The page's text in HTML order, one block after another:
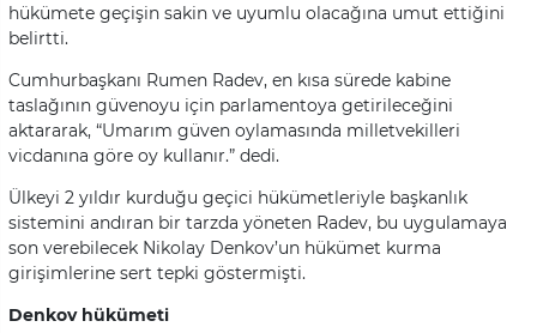
hükümete geçişin sakin ve uyumlu olacağına umut ettiğini
belirtti.
Cumhurbaşkanı Rumen Radev, en kısa sürede kabine
taslağının güvenoyu için parlamentoya getirileceğini
aktararak, “Umarım güven oylamasında milletvekilleri
vicdanına göre oy kullanır.” dedi.
Ülkeyi 2 yıldır kurduğu geçici hükümetleriyle başkanlık
sistemini andıran bir tarzda yöneten Radev, bu uygulamaya
son verebilecek Nikolay Denkov’un hükümet kurma
girişimlerine sert tepki göstermişti.
Denkov hükümeti